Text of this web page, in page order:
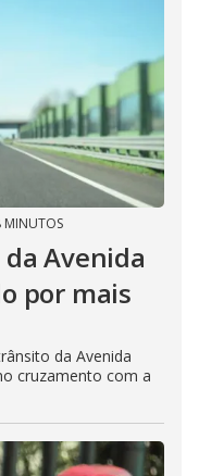
MINUTOS
Avenida
por mais
da Avenida
cruzamento com a